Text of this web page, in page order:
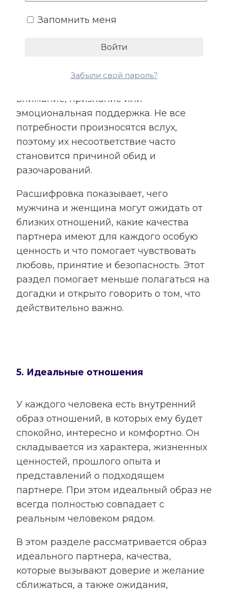
собственное представление о любви,
особенно нуждается в надежности и
внимание, признание или
эмоциональная поддержка. Не все
потребности произносятся вслух,
поэтому их несоответствие часто
становится причиной обид и
разочарований.
Расшифровка показывает, чего
мужчина и женщина могут ожидать от
близких отношений, какие качества
партнера имеют для каждого особую
ценность и что помогает чувствовать
любовь, принятие и безопасность. Этот
раздел помогает меньше полагаться на
догадки и открыто говорить о том, что
действительно важно.
5. Идеальные отношения
У каждого человека есть внутренний
образ отношений, в которых ему будет
спокойно, интересно и комфортно. Он
складывается из характера, жизненных
ценностей, прошлого опыта и
представлений о подходящем
партнере. При этом идеальный образ не
всегда полностью совпадает с
реальным человеком рядом.
В этом разделе рассматривается образ
идеального партнера, качества,
которые вызывают доверие и желание
сближаться, а также ожидания,
Запомнить меня
Забыли свой пароль?